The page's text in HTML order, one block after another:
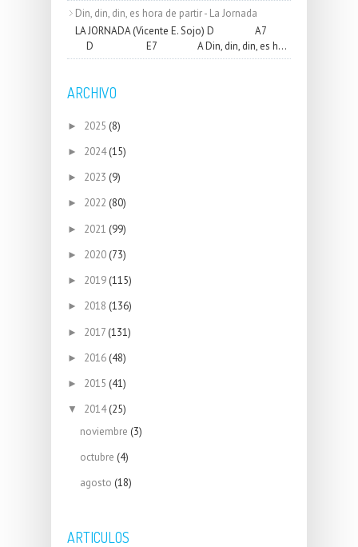
Din, din, din, es hora de partir - La Jornada
LA JORNADA (Vicente E. Sojo) D A7
D E7 A Din, din, din, es h...
ARCHIVO
► 2025 (8)
► 2024 (15)
► 2023 (9)
► 2022 (80)
► 2021 (99)
► 2020 (73)
► 2019 (115)
► 2018 (136)
► 2017 (131)
► 2016 (48)
► 2015 (41)
▼ 2014 (25)
noviembre (3)
octubre (4)
agosto (18)
ARTICULOS